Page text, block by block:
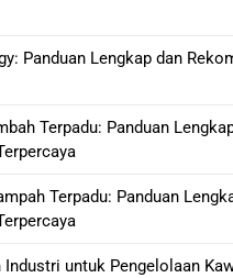
Panduan Lengkap dan
Terpadu: Panduan
Terpadu: Panduan
untuk Pengelolaan